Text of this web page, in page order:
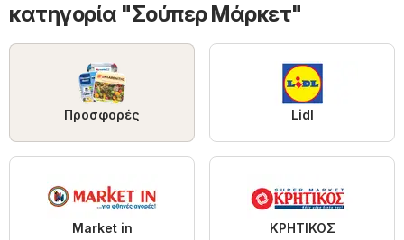
κατηγορία "Σούπερ Μάρκετ"
Προσφορές Lidl
Market in ΚΡΗΤΙΚΟΣ